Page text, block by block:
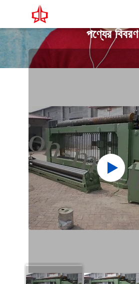
পণ্যের বিবরণ